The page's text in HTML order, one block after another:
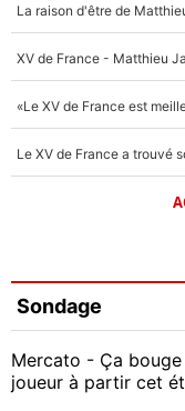
Sondage
Mercato - Ça
joueur à partir cet